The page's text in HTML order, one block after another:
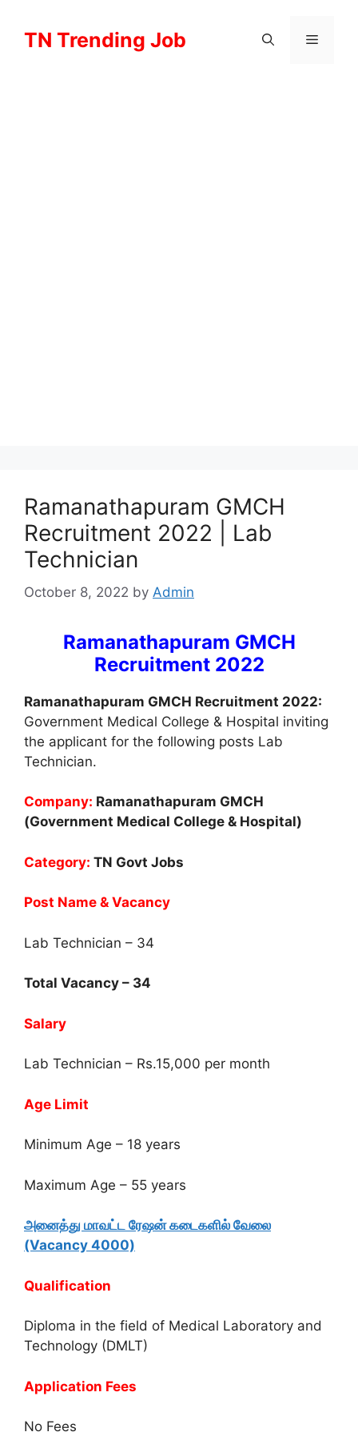
contentTN Trending Job Menu
Ramanathapuram GMCH
Recruitment 2022 | Lab
Technician
October 8, 2022 by Admin
Ramanathapuram GMCH
Recruitment 2022
Ramanathapuram GMCH Recruitment 2022:
Government Medical College & Hospital inviting
the applicant for the following posts Lab
Technician.
Company: Ramanathapuram GMCH
(Government Medical College & Hospital)
Category: TN Govt Jobs
Post Name & Vacancy
Lab Technician – 34
Total Vacancy – 34
Salary
Lab Technician – Rs.15,000 per month
Age Limit
Minimum Age – 18 years
Maximum Age – 55 years
அனைத்து மாவட்ட ரேஷன் கடைகளில் வேலை
(Vacancy 4000)
Qualification
Diploma in the field of Medical Laboratory and
Technology (DMLT)
Application Fees
No Fees